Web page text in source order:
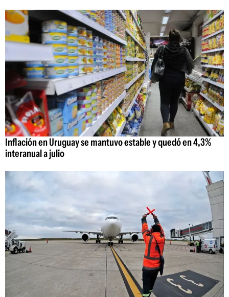
Inflación en Uruguay se mantuvo estable y quedó en 4,3%
interanual a julio